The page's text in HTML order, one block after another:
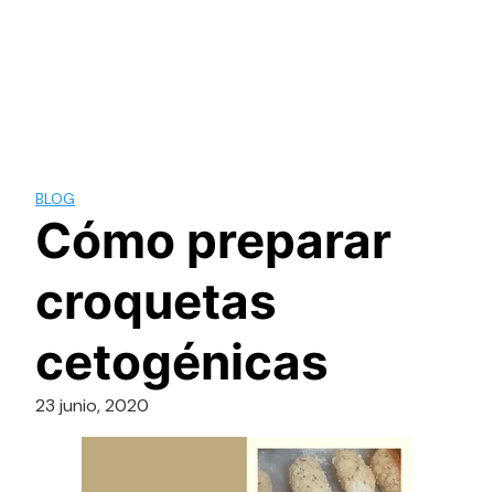
BLOG
Cómo preparar
croquetas
cetogénicas
23 junio, 2020